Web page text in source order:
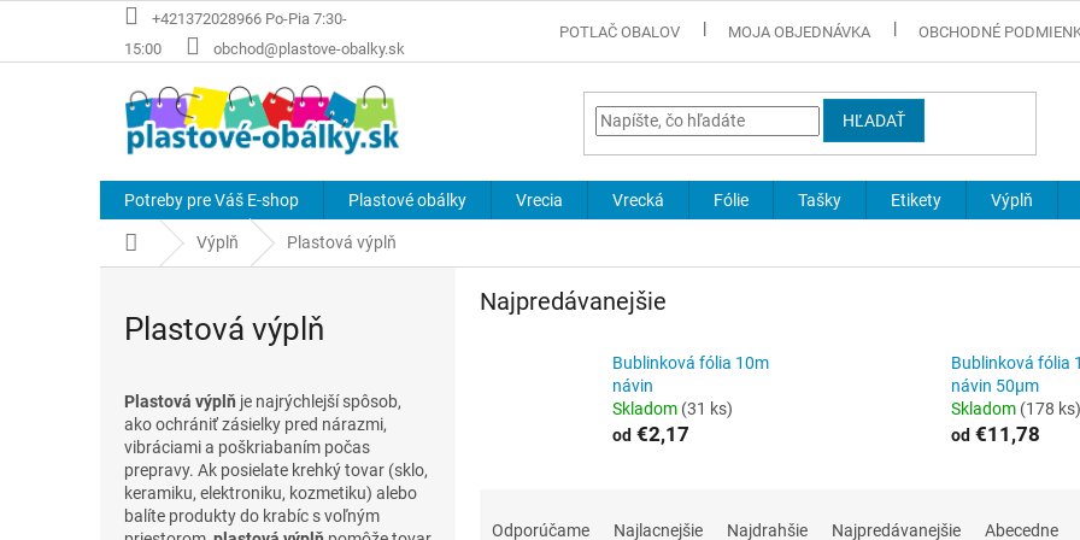
+421372028966 Po-Pia 7:30-
15:00
obchod@plastove-obalky.sk
POTLAČ OBALOV MOJA OBJEDNÁVKA OBCHODNÉ
HĽADAŤ
Potreby pre Váš E-shop Plastové obálky Vrecia Vrecká Fólie Tašky Etikety Výplň
DomovVýplň Plastová výplň
Plastová výplň
Plastová výplň je najrýchlejší spôsob,
ako ochrániť zásielky pred nárazmi,
vibráciami a poškriabaním počas
prepravy. Ak posielate krehký tovar (sklo,
keramiku, elektroniku, kozmetiku) alebo
balíte produkty do krabíc s voľným
Najpredávanejšie
Bublinková fólia 10m
návin
Skladom (31 ks)
od €2,17
Bublinková fólia
návin 50µm
Skladom (178 ks)
od€11,78
Odporúčame Najlacnejšie Najdrahšie Najpredávanejšie Abecedne